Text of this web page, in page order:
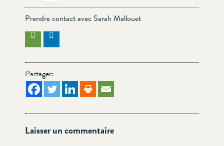
Prendre contact avec Sarah Mellouet
Partager:
Laisser un commentaire